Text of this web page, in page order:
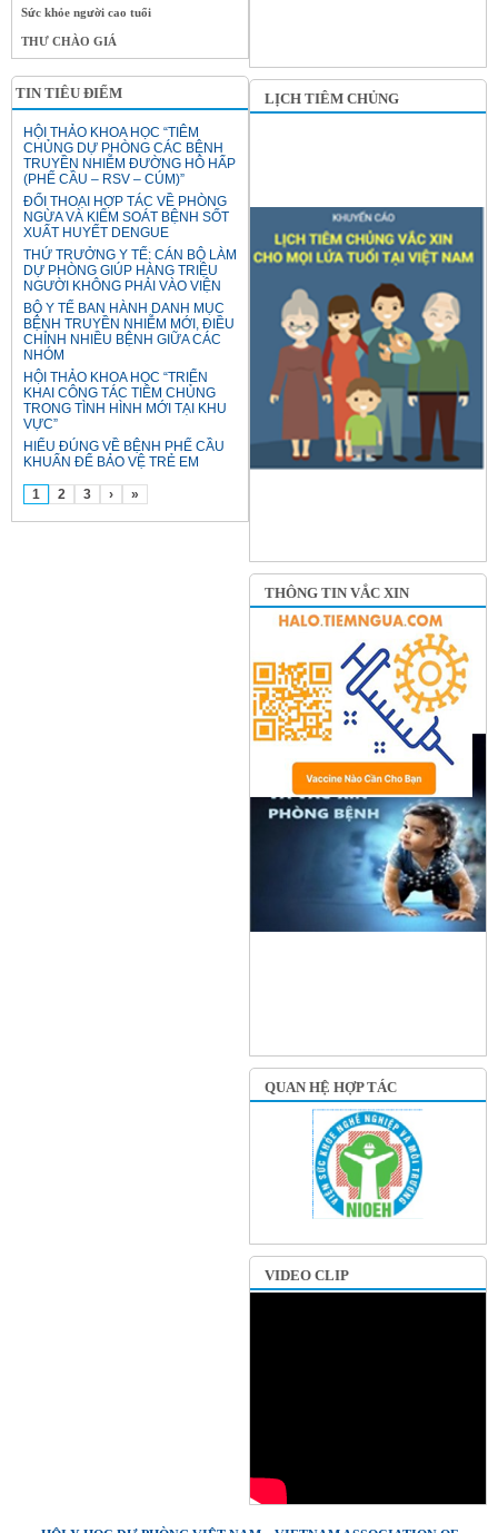
Sức khỏe người cao tuổi
THƯ CHÀO GIÁ
TIN TIÊU ĐIỂM
HỘI THẢO KHOA HỌC “TIÊM
CHỦNG DỰ PHÒNG CÁC BỆNH
TRUYỀN NHIỄM ĐƯỜNG HÔ HẤP
(PHẾ CẦU – RSV – CÚM)”
ĐỐI THOẠI HỢP TÁC VỀ PHÒNG
NGỪA VÀ KIỂM SOÁT BỆNH SỐT
XUẤT HUYẾT DENGUE
THỨ TRƯỞNG Y TẾ: CÁN BỘ LÀM
DỰ PHÒNG GIÚP HÀNG TRIỆU
NGƯỜI KHÔNG PHẢI VÀO VIỆN
BỘ Y TẾ BAN HÀNH DANH MỤC
BỆNH TRUYỀN NHIỄM MỚI, ĐIỀU
CHỈNH NHIỀU BỆNH GIỮA CÁC
NHÓM
HỘI THẢO KHOA HỌC “TRIỂN
KHAI CÔNG TÁC TIÊM CHỦNG
TRONG TÌNH HÌNH MỚI TẠI KHU
VỰC”
HIỂU ĐÚNG VỀ BỆNH PHẾ CẦU
KHUẨN ĐỂ BẢO VỆ TRẺ EM
1 2 3 › »
LỊCH TIÊM CHỦNG
THÔNG TIN VẮC XIN
QUAN HỆ HỢP TÁC
VIDEO CLIP